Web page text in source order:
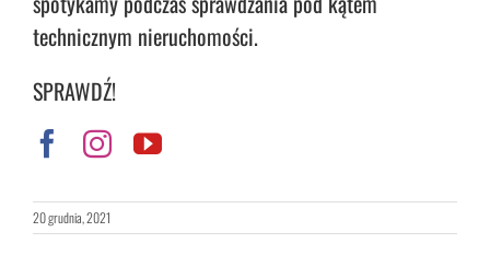
technicznym nieruchomości.
SPRAWDŹ!
20 grudnia, 2021